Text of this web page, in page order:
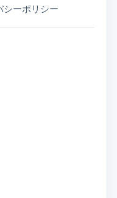
シーポリシー